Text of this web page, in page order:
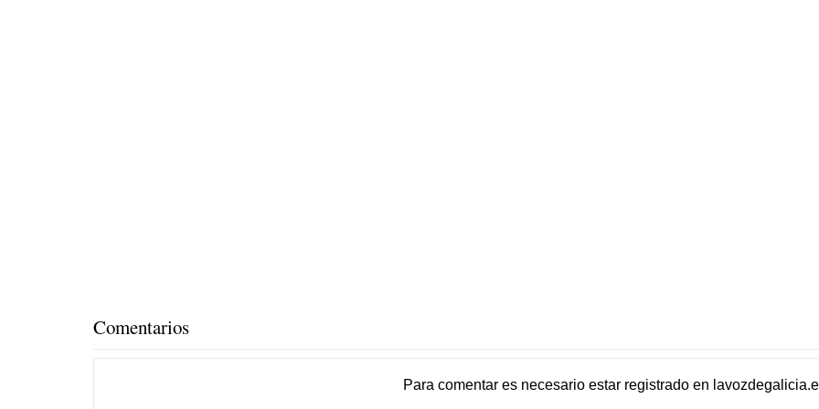
Comentarios
Para comentar es necesario estar registradoen